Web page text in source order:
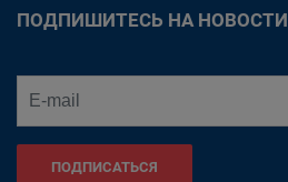
ПОДПИШИТЕСЬ НА НОВОСТИ
ПОДПИСАТЬСЯ